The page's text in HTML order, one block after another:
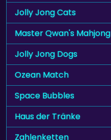
Jolly Jong Cats
Master Qwan's Mahjong
Jolly Jong Dogs
Ozean Match
Space Bubbles
Haus der Tränke
Zahlenketten